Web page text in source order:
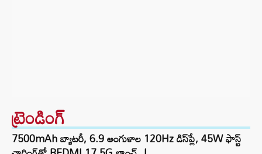
ట్రెండింగ్‌
7500mAh బ్యాటరీ, 6.9 అంగుళాల 120Hz డిస్‌ప్లే, 45W ఫాస్ట్